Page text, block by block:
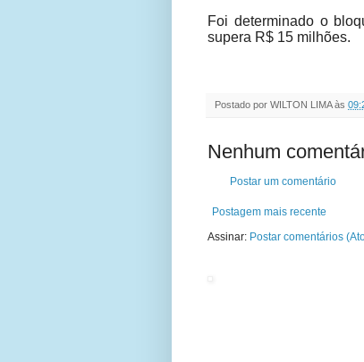
Foi determinado o
supera R$ 15 milhões.
Postado por WILTON LIMA às
Nenhum
Postar um comentário
Postagem mais recente
Assinar: Postar comentários